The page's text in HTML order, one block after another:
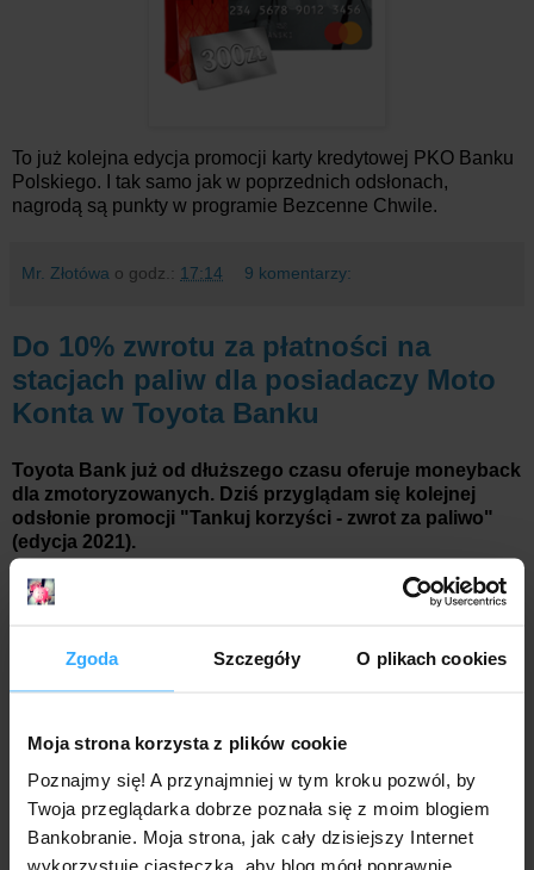
Zgoda Szczegóły O plikach cookies
Moja strona korzysta z plików cookie
Poznajmy się! A przynajmniej w tym kroku pozwól, by
Twoja przeglądarka dobrze poznała się z moim blogiem
Bankobranie. Moja strona, jak cały dzisiejszy Internet
wykorzystuje ciasteczka, aby blog mógł poprawnie
To już kolejna edycja promocji karty kredytowej PKO Banku
Polskiego. I tak samo jak w poprzednich odsłonach,
nagrodą są punkty w programie Bezcenne Chwile.
Mr. Złotówa o godz.: 17:14 9 komentarzy:
Do 10% zwrotu za płatności na
stacjach paliw dla posiadaczy Moto
Konta w Toyota Banku
Toyota Bank już od dłuższego czasu oferuje moneyback
dla zmotoryzowanych. Dziś przyglądam się kolejnej
odsłonie promocji "Tankuj korzyści - zwrot za paliwo"
(edycja 2021).
Miesięcznie można uzyskać do 30 zł, dzięki 5- lub 10-